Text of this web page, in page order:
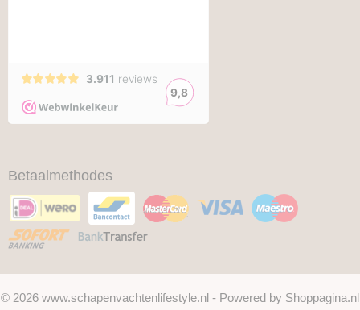
Betaalmethodes
© 2026 www.schapenvachtenlifestyle.nl - Powered by Shoppagina.nl